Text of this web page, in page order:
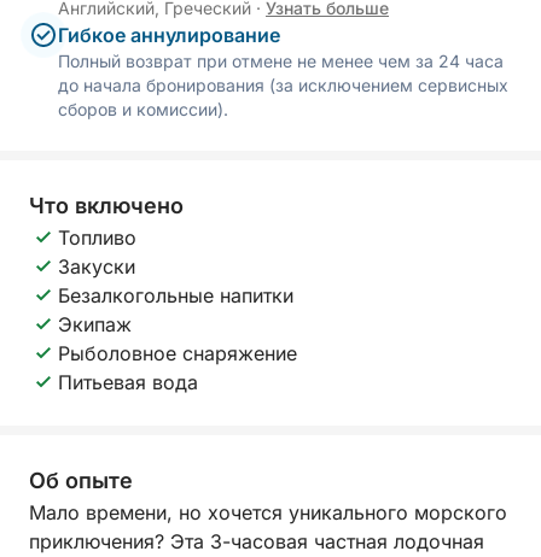
Английский, Греческий · Узнать больше
Гибкое аннулирование
Полный возврат при отмене не менее чем за 24 часа
до начала бронирования (за исключением сервисных
сборов и комиссии).
Что включено
Топливо
Закуски
Безалкогольные напитки
Экипаж
Рыболовное снаряжение
Питьевая вода
Об опыте
Мало времени, но хочется уникального морского
приключения? Эта 3-часовая частная лодочная